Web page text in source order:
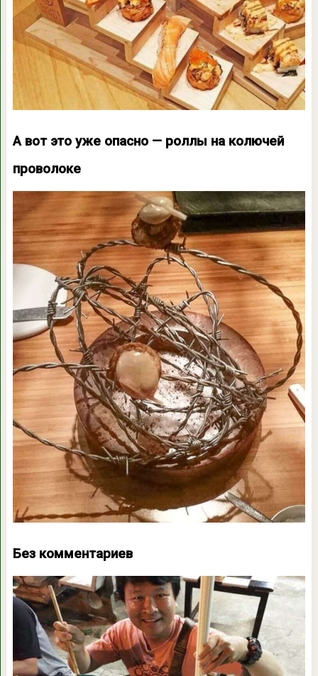
А вот это уже опасно — роллы на колючей
проволоке
Без комментариев